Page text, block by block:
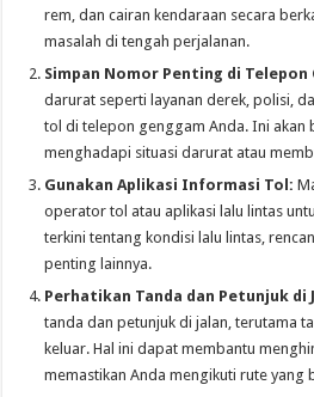
rem, dan cairan kendaraan secara
masalah di tengah perjalanan.
Simpan Nomor Penting di Telepon
darurat seperti layanan derek, polisi,
tol di telepon genggam Anda. Ini akan
menghadapi situasi darurat atau
Gunakan Aplikasi Informasi Tol:
operator tol atau aplikasi lalu lintas
terkini tentang kondisi lalu lintas,
penting lainnya.
Perhatikan Tanda dan Petunjuk di
tanda dan petunjuk di jalan, terutama
keluar. Hal ini dapat membantu
memastikan Anda mengikuti rute yang